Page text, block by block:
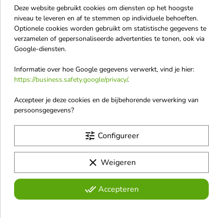

Paese My Skin Icon
bedekkende
gezichtsconcealer /01/
Porcelain Beige 6,5 ml
Een zeer duurzame concealer die
een sterke dekking biedt en op
€ 10,60
theBalm Anne T. Dotes
Vloeibare
Ruddy Tan 11,8 ml
Maskert effectief
huidonvolkomenheden
€ 12,33 € 13,70
-10%

favorite_border -10%

Deze website gebruikt cookies om diensten op het hoogste
niveau te leveren en af te stemmen op individuele behoeften.
Optionele cookies worden gebruikt om statistische gegevens te
verzamelen of gepersonaliseerde advertenties te tonen, ook via
Google-diensten.
Informatie over hoe Google gegevens verwerkt, vind je hier:
https://business.safety.google/privacy/.
Accepteer je deze cookies en de bijbehorende verwerking van
persoonsgegevens?
tune Configureer
clear Weigeren
done_all Accepteren